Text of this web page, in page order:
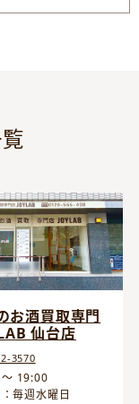
お酒買取専門
仙台店
3570
19:00
毎週水曜日